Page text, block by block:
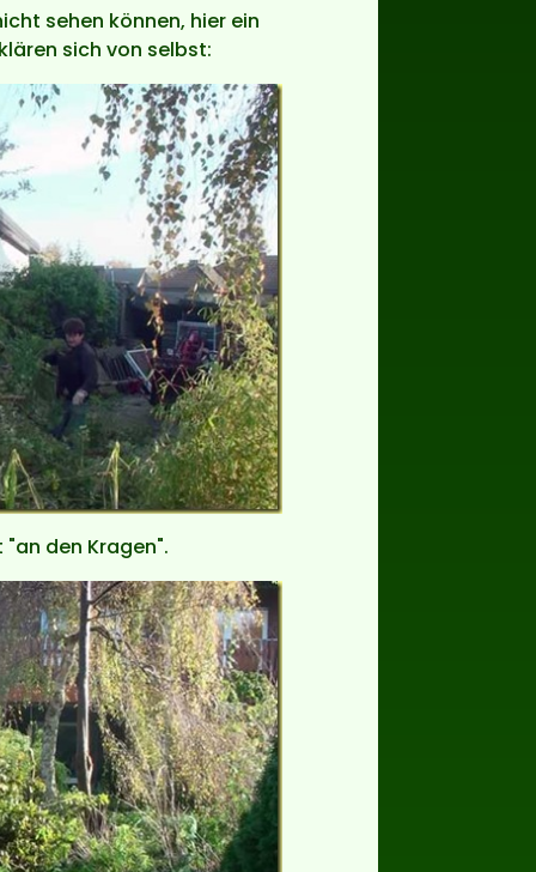
sehen können, hier ein
sich von selbst:
"an den Kragen".